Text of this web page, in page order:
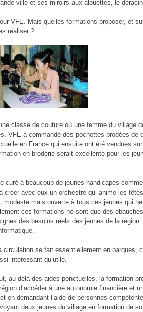
ville et ses miroirs aux alouettes, le
VFE. Mais quelles formations proposer, et
réaliser ?
classe de couture où une femme du village
VFE a commandé des pochettes brodées
en France qui ensuite ont été vendues
en broderie serait excellente pour les
curé a beaucoup de jeunes handicapés
créer avec eux un orchestre qui anime les
modeste mais ouverte à tous ces jeunes qui
ces formations ne sont que des
des besoins réels des jeunes de la
circulation se fait essentiellement en barques,
intéressant qu’utile.
au-delà des aides ponctuelles, la formation
d’accéder à une autonomie financière et
en demandant l’aide de personnes
deux jeunes du village en formation de